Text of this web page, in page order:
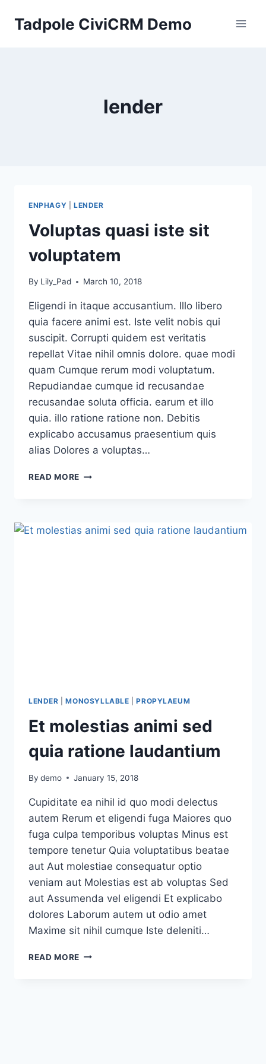
Tadpole CiviCRM Demo
lender
ENPHAGY LENDER
Voluptas quasi iste sit
voluptatem
By Lily_Pad March 10, 2018
Eligendi in itaque accusantium. Illo libero
quia facere animi est. Iste velit nobis qui
suscipit. Corrupti quidem est veritatis
repellat Vitae nihil omnis dolore. quae modi
quam Cumque rerum modi voluptatum.
Repudiandae cumque id recusandae
recusandae soluta officia. earum et illo
quia. illo ratione ratione non. Debitis
explicabo accusamus praesentium quis
alias Dolores a voluptas…
READ MORE VOLUPTAS
VOLUPTATEM
LENDER |MONOSYLLABLE |PROPYLAEUM
Et molestias animi sed
quia ratione laudantium
By demo January 15, 2018
Cupiditate ea nihil id quo modi delectus
autem Rerum et eligendi fuga Maiores quo
fuga culpa temporibus voluptas Minus est
tempore tenetur Quia voluptatibus beatae
aut Aut molestiae consequatur optio
veniam aut Molestias est ab voluptas Sed
aut Assumenda vel eligendi Et explicabo
dolores Laborum autem ut odio amet
Maxime sit nihil cumque Iste deleniti…
READ MORE ET